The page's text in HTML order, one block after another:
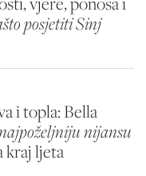
posjetiti Sinj
i topla: Bella
nijansu
kraj ljeta